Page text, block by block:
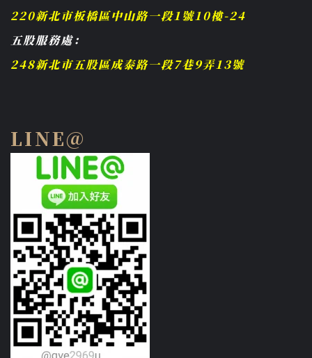
220新北市板橋區中山路一段1號10樓-24
五股服務處：
248新北市五股區成泰路一段7巷9弄13號
LINE@